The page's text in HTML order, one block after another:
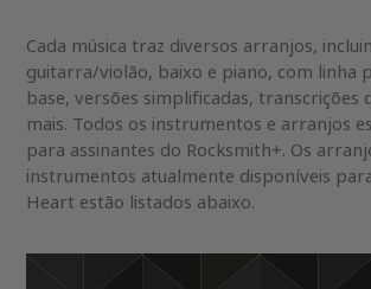
Cada música traz diversos arranjos,
guitarra/violão, baixo e piano, com linha
base, versões simplificadas, transcrições
mais. Todos os instrumentos e arranjos
para assinantes do Rocksmith+. Os
instrumentos atualmente disponíveis
Heart estão listados abaixo.